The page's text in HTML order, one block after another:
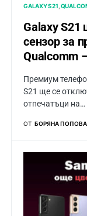
GALAXY S21
Galaxy S21
сензор за
Qualcomm
Премиум
S21 ще се
отпечатъци на…
ОТ БОРЯНА ПОПОВА